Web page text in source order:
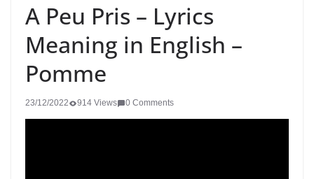
A Peu Pris – Lyrics
Meaning in English –
Pomme
23/12/2022 914 Views 0 Comments